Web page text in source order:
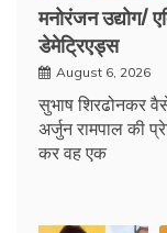
मनोरंजन उद्योग/
डेमेट्रिएड्स
August 6, 2026
सुभाष शिरढोनकर
अर्जुन रामपाल की
कर वह एक